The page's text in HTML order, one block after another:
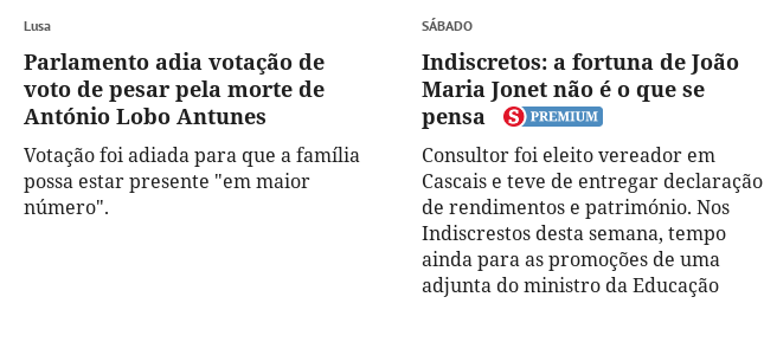
Lusa
Parlamento adia votação de
voto de pesar pela morte de
António Lobo Antunes
Votação foi adiada para que a família
possa estar presente "em maior
número".
SÁBADO
Indiscretos: a fortuna de João
Maria Jonet não é o que se
pensa
Consultor foi eleito vereador em
Cascais e teve de entregar declaração
de rendimentos e património. Nos
Indiscrestos desta semana, tempo
ainda para as promoções de uma
adjunta do ministro da Educação